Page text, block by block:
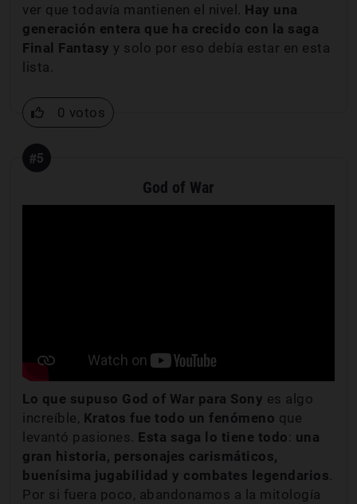
ver que todavía mantienen el nivel. Hay una
generación entera que ha crecido con la saga
Final Fantasy y solo por eso debía estar en esta
lista.
0 votos
#5
God of War
Lo que supuso God of War para Sony es algo
increíble, Kratos fue todo un fenómeno que
levantó pasiones. Esta saga lo tiene todo : una
gran historia, personajes carismáticos,
buenísima jugabilidad y combates legendarios
Por si fuera poco, abandonamos a la mitología